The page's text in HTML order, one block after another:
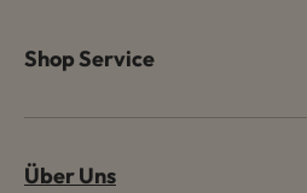
Shop Service
Über Uns